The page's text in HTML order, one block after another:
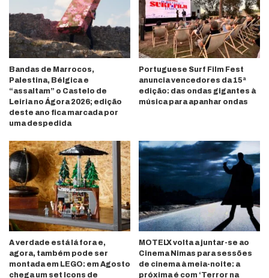
Bandas de Marrocos,
Palestina, Bélgica e
“assaltam” o Castelo de
Leiria no Ágora 2026; edição
deste ano fica marcada por
uma despedida
Portuguese Surf Film Fest
anuncia vencedores da 15ª
edição: das ondas gigantes à
música para apanhar ondas
A verdade está lá fora e,
agora, também pode ser
montada em LEGO: em Agosto
chega um set Icons de
MOTELX volta a juntar-se ao
Cinema Nimas para sessões
de cinema à meia-noite: a
próxima é com ‘Terror na